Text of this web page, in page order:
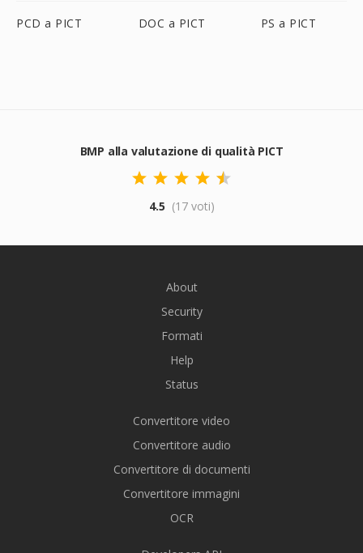
PCD a PICT DOC a PICT PS a PICT
BMP alla valutazione di qualità PICT
4.5 (17 voti)
About
Security
Formati
Help
Status
Convertitore video
Convertitore audio
Convertitore di documenti
Convertitore immagini
OCR